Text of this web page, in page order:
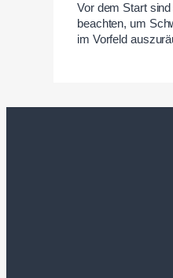
Vor dem Start
beachten, um
im Vorfeld